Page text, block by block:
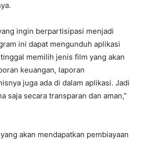
ingin berpartisipasi menjadi
ini dapat mengunduh aplikasi
memilih jenis film yang akan
keuangan, laporan
juga ada di dalam aplikasi. Jadi
saja secara transparan dan aman,”
akan mendapatkan pembiayaan